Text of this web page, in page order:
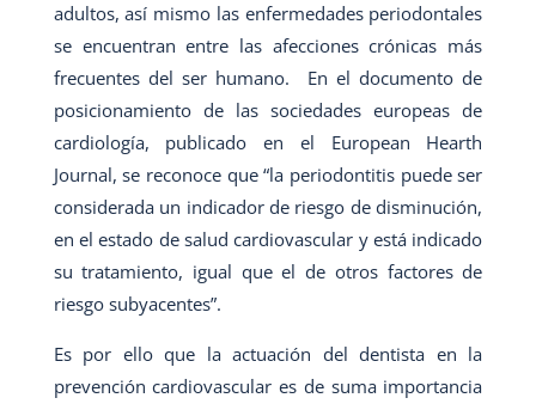
adultos, así mismo las enfermedades periodontales
se encuentran entre las afecciones crónicas más
frecuentes del ser humano. En el documento de
posicionamiento de las sociedades europeas de
cardiología, publicado en el European Hearth
Journal, se reconoce que “la periodontitis puede ser
considerada un indicador de riesgo de disminución,
en el estado de salud cardiovascular y está indicado
su tratamiento, igual que el de otros factores de
riesgo subyacentes”.
Es por ello que la actuación del dentista en la
prevención cardiovascular es de suma importancia